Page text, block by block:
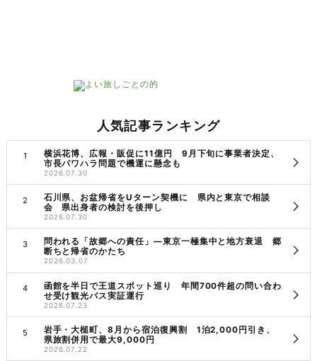
人気記事ランキング
横浜花博、広報・販促に11億円 9月下旬に事業者決定、
市長パワハラ問題で機運に懸念も
2026.07.30
石川県、お盆帰省をUターン契機に 県内と東京で相談
会 県出身者の検討を後押し
2026.07.30
問われる「故郷への責任」―東京一極集中と地方衰退 郷
断ちと帰省のかたち
2026.03.07
函館を半日で王道スポット巡り 年間700件超の問い合わ
せ受け観光バス実証運行
2026.07.23
岩手・大槌町、8月から宿泊復興割 1泊2,000円引き、
県旅割併用で最大9,000円
2026.07.22